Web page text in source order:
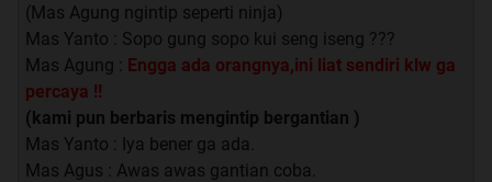
(Mas Agung ngintip seperti ninja)
Mas Yanto : Sopo gung sopo kui seng iseng ???
Mas Agung : Engga ada orangnya,ini liat sendiri klw ga
percaya !!
(kami pun berbaris mengintip bergantian )
Mas Yanto : Iya bener ga ada.
Mas Agus : Awas awas gantian coba.